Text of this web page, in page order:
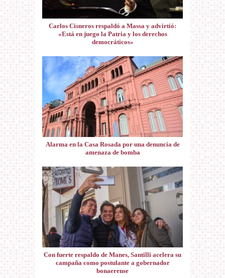
Carlos Cisneros respaldó a Massa y advirtió:
«Está en juego la Patria y los derechos
democráticos»
Alarma en la Casa Rosada por una denuncia de
amenaza de bomba
Con fuerte respaldo de Manes, Santilli acelera su
campaña como postulante a gobernador
bonaerense